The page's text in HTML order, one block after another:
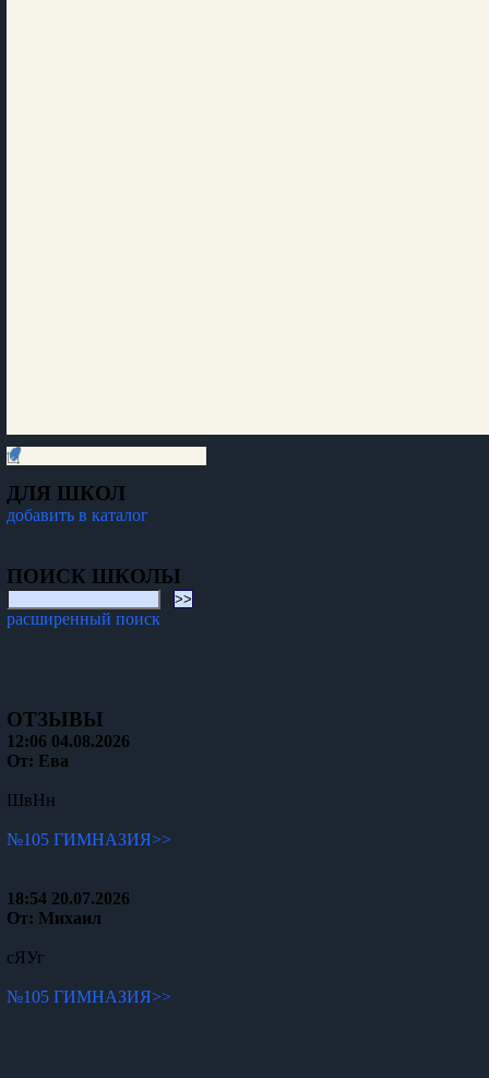
ДЛЯ ШКОЛ
добавить в каталог
ПОИСК ШКОЛЫ
расширенный поиск
ОТЗЫВЫ
12:06 04.08.2026
От: Ева
ШвНн
№105 ГИМНАЗИЯ>>
18:54 20.07.2026
От: Михаил
сЯУг
№105 ГИМНАЗИЯ>>